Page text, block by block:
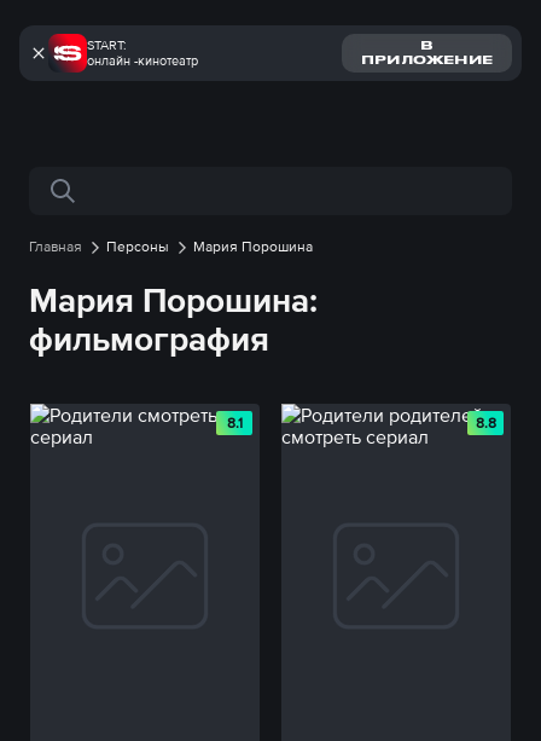
START:
онлайн -кинотеатр
В
ПРИЛОЖЕНИЕ
Поиск по сайту
Главная Персоны Мария Порошина
Мария Порошина:
фильмография
8.1 8.8